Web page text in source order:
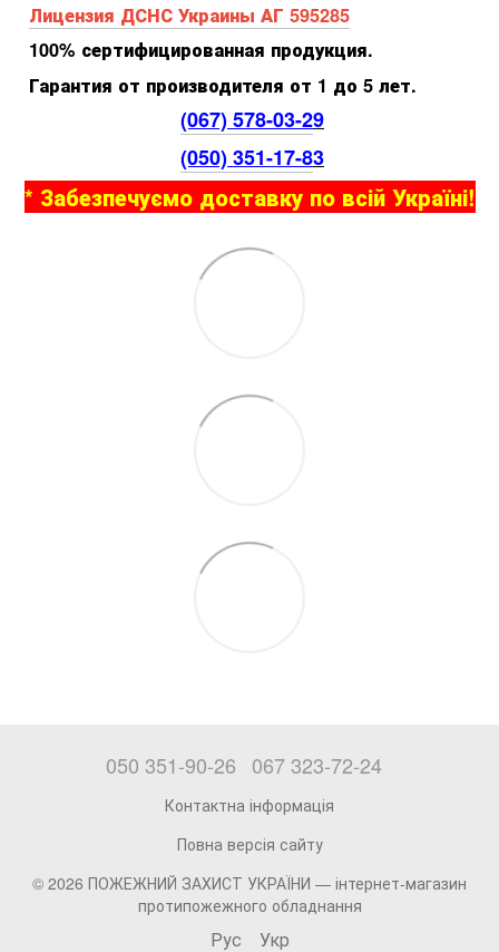
Лицензия ДСНС Украины АГ 595285
100% сертифицированная продукция.
Гарантия от производителя от 1 до 5 лет.
(067) 578-03-29
(050) 351-17-83
* Забезпечуємо доставку по всій Україні!
050 351-90-26 067 323-72-24
Контактна інформація
Повна версія сайту
© 2026 ПОЖЕЖНИЙ ЗАХИСТ УКРАЇНИ — інтернет-магазин
протипожежного обладнання
Рус Укр